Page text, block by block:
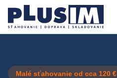
Malé sťahovanie od cca 120 €